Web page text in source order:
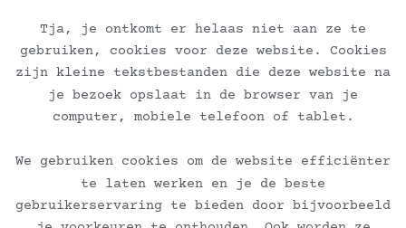
Veelgestelde vragen
Tja, je ontkomt er helaas niet aan ze te
gebruiken, cookies voor deze website. Cookies
zijn kleine tekstbestanden die deze website na
je bezoek opslaat in de browser van je
computer, mobiele telefoon of tablet.
We gebruiken cookies om de website efficiënter
te laten werken en je de beste
gebruikerservaring te bieden door bijvoorbeeld